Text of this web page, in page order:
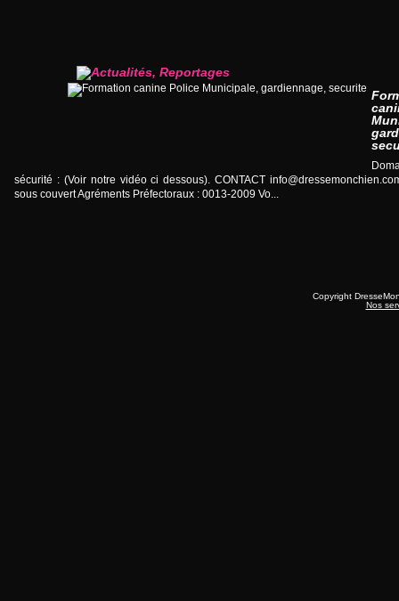
sécurité : (Voir notre vidéo ci dessous). CONTACT
sous couvert Agréments Préfectoraux : 0013-2009 Vo...
Copyright
Nos